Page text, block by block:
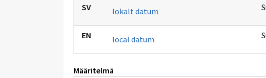
lokalt datum
local datum
Määritelmä